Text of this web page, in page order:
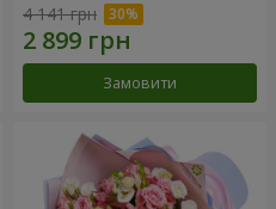
4 141 грн
Замовити